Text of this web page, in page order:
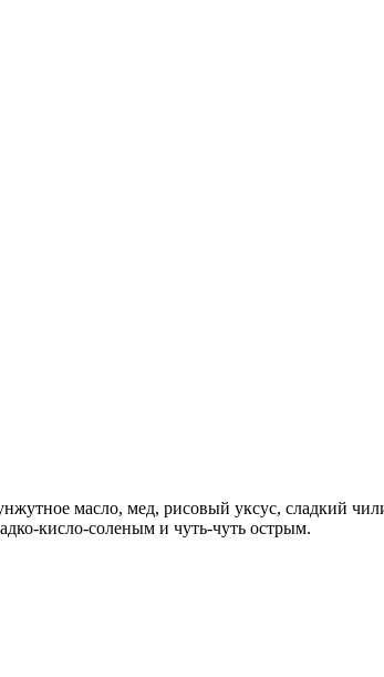
масло, мед, рисовый уксус, сладкий
кисло-соленым и чуть-чуть острым.